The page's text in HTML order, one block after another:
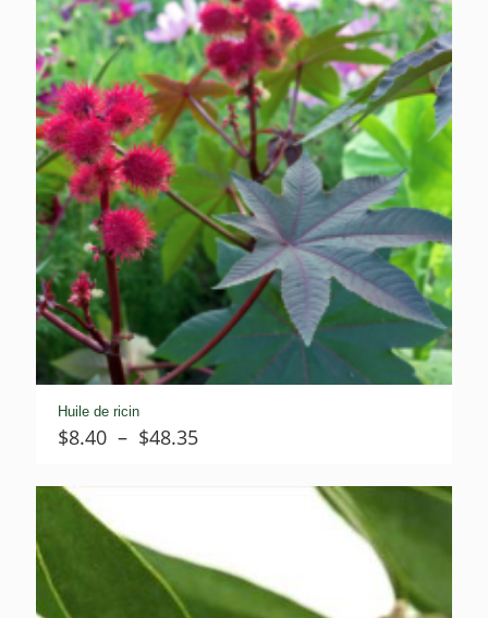
Huile de ricin
$8.40 – $48.35Plage